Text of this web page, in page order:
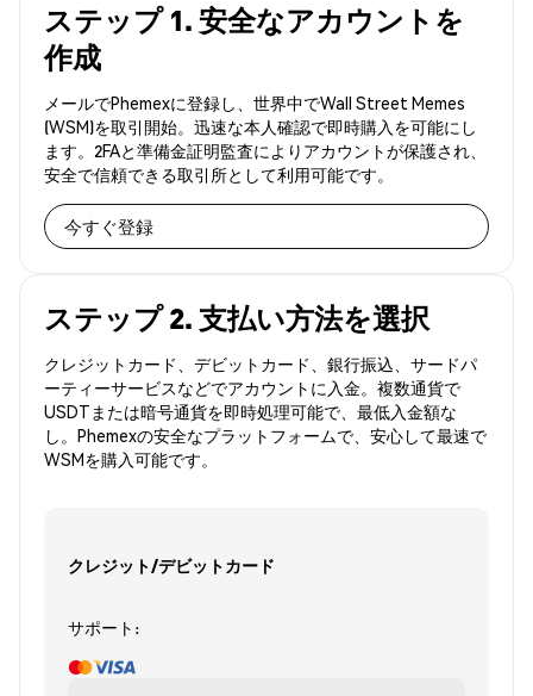
ステップ 1. 安全なアカウントを
作成
メールでPhemexに登録し、世界中でWall Street Memes
(WSM)を取引開始。迅速な本人確認で即時購入を可能にし
ます。2FAと準備金証明監査によりアカウントが保護され、
安全で信頼できる取引所として利用可能です。
今すぐ登録
ステップ 2. 支払い方法を選択
クレジットカード、デビットカード、銀行振込、サードパ
ーティーサービスなどでアカウントに入金。複数通貨で
USDTまたは暗号通貨を即時処理可能で、最低入金額な
し。Phemexの安全なプラットフォームで、安心して最速で
WSMを購入可能です。
クレジット/デビットカード
サポート: